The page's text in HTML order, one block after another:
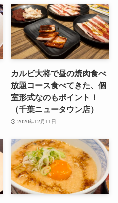
カルビ大将で昼の焼肉食べ
放題コース食べてきた、個
室形式なのもポイント！
（千葉ニュータウン店）
2020年12月11日